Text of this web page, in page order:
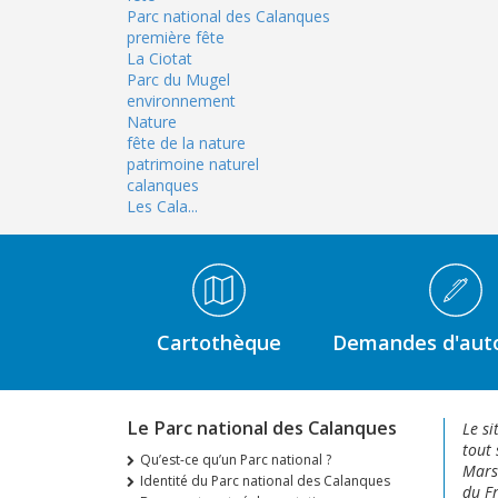
Parc national des Calanques
première fête
La Ciotat
Parc du Mugel
environnement
Nature
fête de la nature
patrimoine naturel
calanques
Les Cala...
Médiathèque Footer
Cartothèque Demandes
Le Parc national des Calanques
Qu’est-ce qu’un Parc national ?
Identité du Parc national des Calanques
Le
tout
du